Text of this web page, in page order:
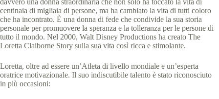
centinaia di migliaia di persone, ma ha cambiato la vita di tutti coloro
che ha incontrato. È una donna di fede che condivide la sua storia
personale per promuovere la speranza e la tolleranza per le persone di
tutto il mondo. Nel 2000, Walt Disney Productions ha creato The
Loretta Claiborne Story sulla sua vita così ricca e stimolante.
Loretta, oltre ad essere un’Atleta di livello mondiale e un’esperta
oratrice motivazionale. Il suo indiscutibile talento è stato riconosciuto
in più occasioni: